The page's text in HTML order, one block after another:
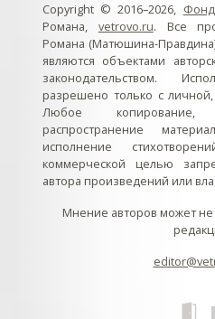
Copyright © 2016–2026, Фонд
Романа, vetrovo.ru. Все
Романа (Матюшина-
являются объектами
законодательством.
разрешено только с
Любое
распространение
исполнение
коммерческой целью
автора произведений или
Мнение авторов может не